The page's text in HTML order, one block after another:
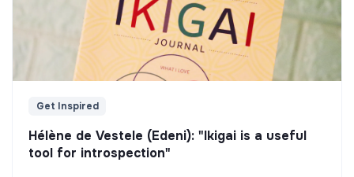
Get Inspired
Hélène de Vestele (Edeni): "Ikigai is a useful
tool for introspection"